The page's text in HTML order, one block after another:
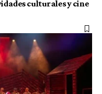
culturales y cine